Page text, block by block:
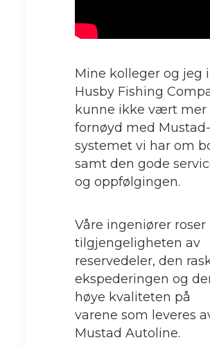
Mine kolleger og jeg i
Husby Fishing
kunne ikke vært mer
fornøyd med Mustad-
systemet vi har om
samt den gode
og oppfølgingen.
Våre ingeniører roser
tilgjengeligheten av
reservedeler, den
ekspederingen og
høye kvaliteten på
varene som leveres
Mustad Autoline.